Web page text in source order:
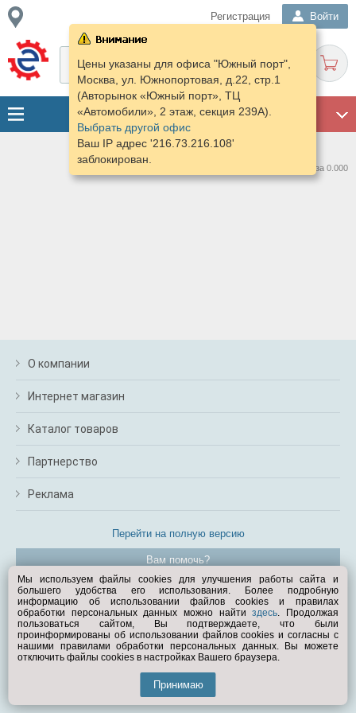
Регистрация Войти
Цены указаны для офиса "Южный порт",
Москва, ул. Южнопортовая, д.22, стр.1
(Авторынок «Южный порт», ТЦ
«Автомобили», 2 этаж, секция 239А).
Выбрать другой офис
Ваш IP адрес '216.73.216.108'
заблокирован.
Нашлось предложений: 0 за 0.000
О компании
Интернет магазин
Каталог товаров
Партнерство
Реклама
Перейти на полную версию
Вам помочь?
© Exist.ru 1998—2026
Мы используем файлы cookies для улучшения работы сайта и
большего удобства его использования. Более подробную
информацию об использовании файлов cookies и правилах
обработки персональных данных можно найтиздесь. Продолжая
пользоваться сайтом, Вы подтверждаете, что были
проинформированы об использовании файлов cookies и согласны с
нашими правилами обработки персональных данных. Вы можете
отключить файлы cookies в настройках Вашего браузера.
Принимаю